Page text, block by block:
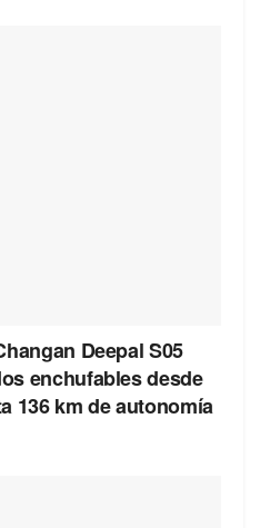
Deepal S05
enchufables desde
136 km de autonomía